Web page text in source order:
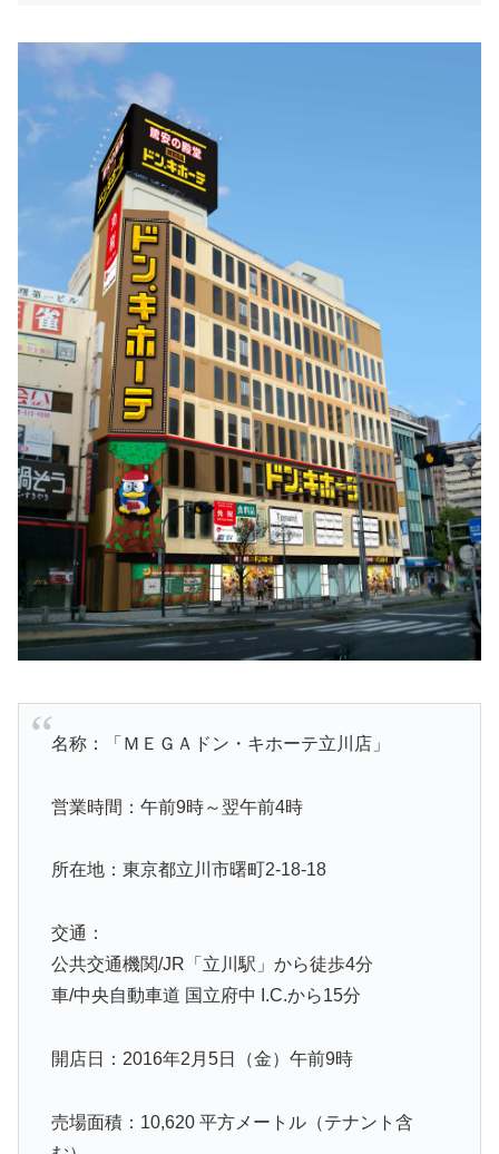
名称：「ＭＥＧＡドン・キホーテ立川店」
営業時間：午前9時～翌午前4時
所在地：東京都立川市曙町2-18-18
交通：
公共交通機関/JR「立川駅」から徒歩4分
車/中央自動車道 国立府中 I.C.から15分
開店日：2016年2月5日（金）午前9時
売場面積：10,620 平方メートル（テナント含